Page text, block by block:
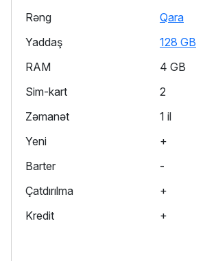
Rəng
Qara
Yaddaş
128 GB
RAM
4 GB
Sim-kart
2
Zəmanət
1 il
Yeni
+
Barter
-
Çatdırılma
+
Kredit
+